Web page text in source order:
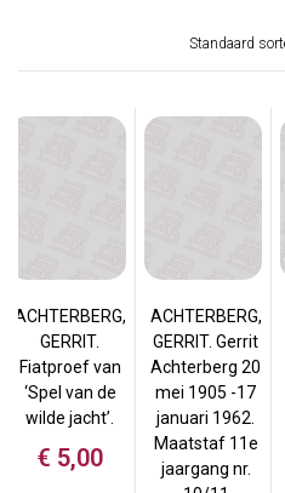
ACHTERBERG,
GERRIT.
Fiatproef van
‘Spel van de
wilde jacht’.
€ 5,00
ACHTERBERG,
GERRIT. Gerrit
Achterberg 20
mei 1905 -17
januari 1962.
Maatstaf 11e
jaargang nr.